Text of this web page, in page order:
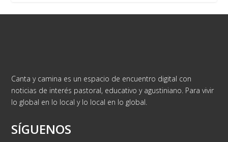
Canta y camina es un espacio de encuentro digital con
noticias de interés pastoral, educativo y agustiniano. Para vivir
lo global en lo local y lo local en lo global.
SÍGUENOS